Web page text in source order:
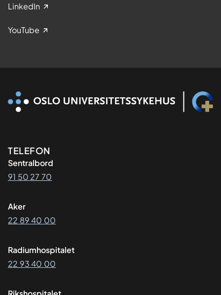
LinkedIn
YouTube
Kontaktinformasjon
TELEFON
Sentralbord
91 50 27 70
Aker
22 89 40 00
Radiumhospitalet
22 93 40 00